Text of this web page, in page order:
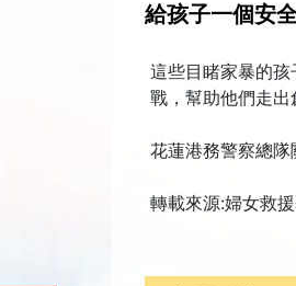
給孩子一個安
這些目睹家暴的
戰，幫助他們走出
花蓮港務警察總隊
轉載來源:婦女救